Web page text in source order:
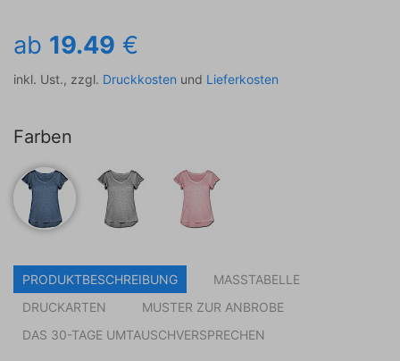
ab 19.49 €
inkl. Ust., zzgl. Druckkosten und Lieferkosten
Farben
PRODUKTBESCHREIBUNG
MASSTABELLE
DRUCKARTEN
MUSTER ZUR ANBROBE
DAS 30-TAGE UMTAUSCHVERSPRECHEN